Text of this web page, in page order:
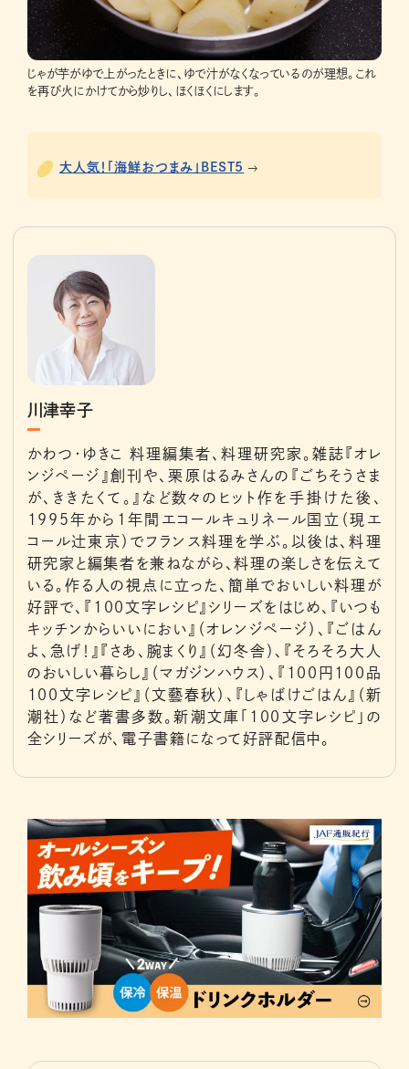
じゃが芋がゆで上がったときに、ゆで汁がなくなっているのが理想。これ
を再び火にかけてから炒りし、ほくほくにします。
大人気！「海鮮おつまみ」BEST5
川津幸子
かわつ・ゆきこ 料理編集者、料理研究家。雑誌『オレ
ンジページ』創刊や、栗原はるみさんの『ごちそうさま
が、ききたくて。』など数々のヒット作を手掛けた後、
1995年から1年間エコールキュリネール国立（現エ
コール辻東京）でフランス料理を学ぶ。以後は、料理
研究家と編集者を兼ねながら、料理の楽しさを伝えて
いる。作る人の視点に立った、簡単でおいしい料理が
好評で、『100文字レシピ』シリーズをはじめ、『いつも
キッチンからいいにおい』（オレンジページ）、『ごはん
よ、急げ！』『さあ、腕まくり』（幻冬舎）、『そろそろ大人
のおいしい暮らし』（マガジンハウス）、『100円100品
100文字レシピ』（文藝春秋）、『しゃばけごはん』（新
潮社）など著書多数。新潮文庫「100文字レシピ」の
全シリーズが、電子書籍になって好評配信中。